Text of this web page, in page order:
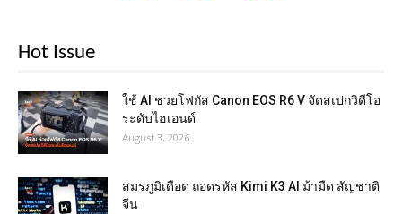
Hot Issue
ใช้ AI ช่วยโฟกัส Canon EOS R6 V จัดสเปกวิดีโอ
ระดับไฮเอนด์
August 3, 2026
สมรภูมิเดือด ถอดรหัส Kimi K3 AI ม้ามืด สัญชาติ
จีน